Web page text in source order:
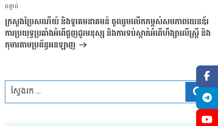
អត្ថបទ
បន្ទាប់
បន្ទាប់
ក្រសួងប្រៃសណីយ៍ និងទូរគមនាគមន៍ ចូលរួមលើកកម្ពស់សមភាពយេនឌ័រ
ការប្រយុទ្ធប្រឆាំងអំពើជួញដូរមនុស្ស និងការទប់ស្កាត់អំពើហឹង្សាលើស្ត្រី និង
កុមារតាមប្រព័ន្ធអនឡាញ
ស្វែ